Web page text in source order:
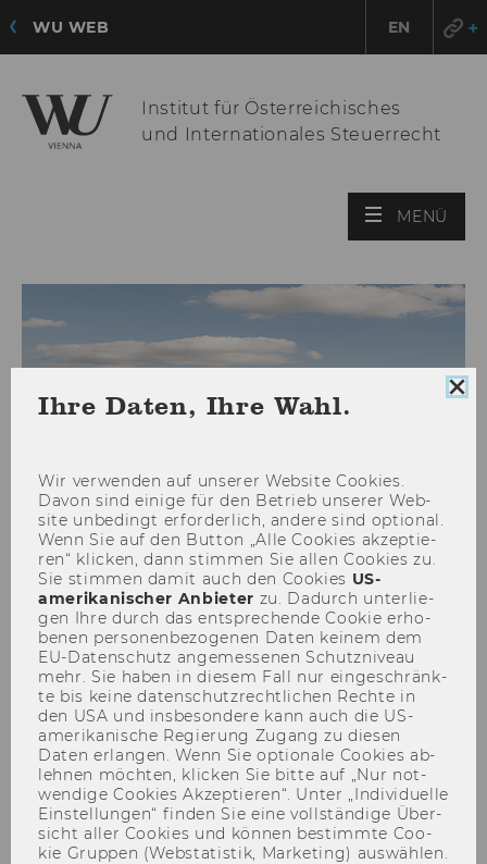
WU WEB EN
Institut für Österreichisches
und Internationales Steuerrecht
MENÜ
Symposium
Unternehmenssteuerrecht
22.01.2014
Ihre Daten, Ihre Wahl.
Wir ver­wen­den auf un­se­rer Web­site Coo­kies.
Davon sind ei­ni­ge für den Be­trieb un­se­rer Web­
site un­be­dingt er­for­der­lich, an­de­re sind op­tio­nal.
Wenn Sie auf den But­ton „Alle Coo­kies ak­zep­tie­
ren“ kli­cken, dann stim­men Sie allen Coo­kies zu.
Sie stim­men damit auch den Coo­kies US-​
amerikanischer An­bie­ter zu. Da­durch un­ter­lie­
gen Ihre durch das ent­spre­chen­de Coo­kie er­ho­
be­nen per­so­nen­be­zo­ge­nen Daten kei­nem dem
EU-​Datenschutz an­ge­mes­se­nen Schutz­ni­veau
mehr. Sie haben in die­sem Fall nur ein­ge­schränk­
te bis keine da­ten­schutz­recht­li­chen Rech­te in
den USA und ins­be­son­de­re kann auch die US-​
amerikanische Re­gie­rung Zu­gang zu die­sen
Daten er­lan­gen. Wenn Sie op­tio­na­le Coo­kies ab­
leh­nen möch­ten, kli­cken Sie bitte auf „Nur not­
wen­di­ge Coo­kies Ak­zep­tie­ren“. Unter „In­di­vi­du­el­le
Ein­stel­lun­gen“ fin­den Sie eine voll­stän­di­ge Über­
sicht aller Coo­kies und kön­nen be­stimm­te Coo­
kie Grup­pen (Web­sta­tis­tik, Mar­ke­ting) aus­wäh­len.